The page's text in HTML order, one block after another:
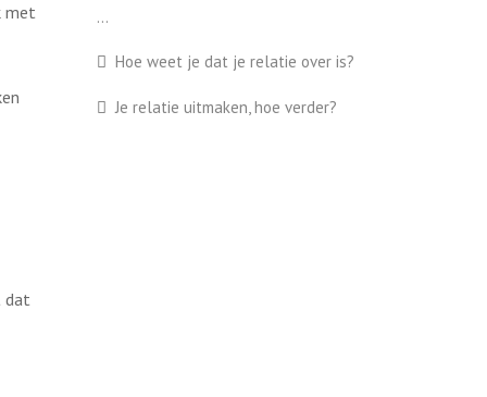
met
dat
…
Hoe weet je dat je relatie over is?
Je relatie uitmaken, hoe verder?